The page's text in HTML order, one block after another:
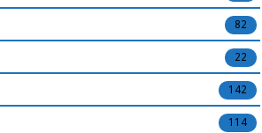
82
22
142
114